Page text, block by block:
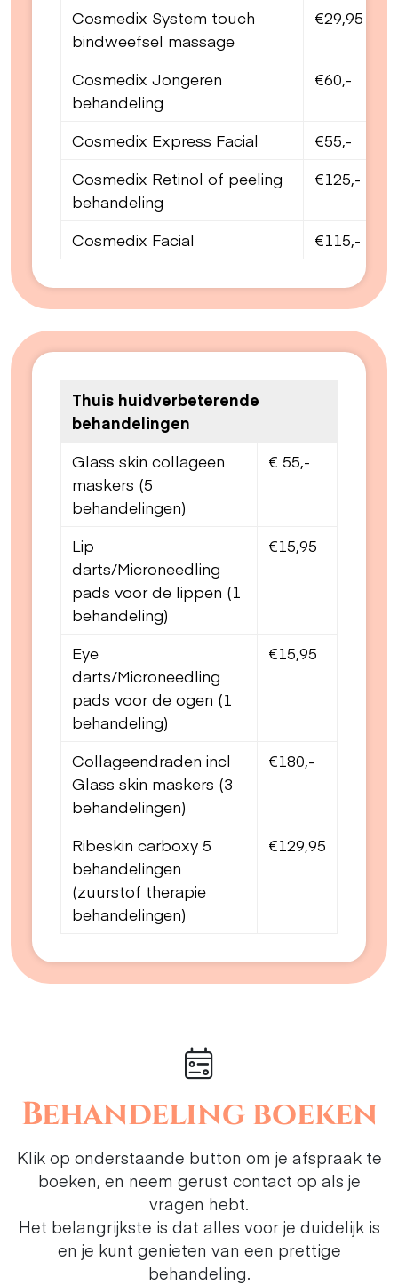
Cosmedix System touch
bindweefsel massage
€29,95
Cosmedix Jongeren
behandeling
€60,-
Cosmedix Express Facial
€55,-
Cosmedix Retinol of peeling
behandeling
€125,-
Cosmedix Facial €115,-
Thuis huidverbeterende
behandelingen
Glass skin collageen
maskers (5
behandelingen)
€ 55,-
Lip
darts/Microneedling
pads voor de lippen (1
behandeling)
€15,95
Eye
darts/Microneedling
pads voor de ogen (1
behandeling)
€15,95
Collageendraden incl
Glass skin maskers (3
behandelingen)
€180,-
Ribeskin carboxy 5
behandelingen
(zuurstof therapie
behandelingen)
€129,95
Behandeling boeken
Klik op onderstaande button om je afspraak te
boeken, en neem gerust contact op als je
vragen hebt.
Het belangrijkste is dat alles voor je duidelijk is
en je kunt genieten van een prettige
behandeling.